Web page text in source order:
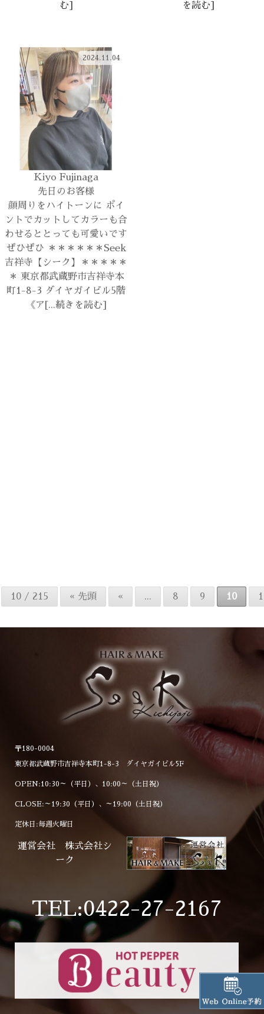
む]
を読む]
Kiyo Fujinaga
先日のお客様
顔周りをハイトーンに ポイ
ントでカットしてカラーも合
わせるととっても可愛いです
ぜひぜひ ＊＊＊＊＊＊Seek
吉祥寺【シーク】＊＊＊＊＊
＊ 東京都武蔵野市吉祥寺本
町1-8-3 ダイヤガイビル5階
《ア[...続きを読む]
祥寺本町1-8-3 ダイヤガイ
ビル5階 《アクセス》JR吉祥
10 / 215 « 先頭 « ... 8 9 10
〒180-0004
東京都武蔵野市吉祥寺本町1-8-3 ダイヤガイビル5F
OPEN:10:30～（平日）、10:00～（土日祝）
CLOSE:～19:30（平日）、～19:00（土日祝）
定休日:毎週火曜日
運営会社 株式会社シ
ーク
TEL:0422-27-2167